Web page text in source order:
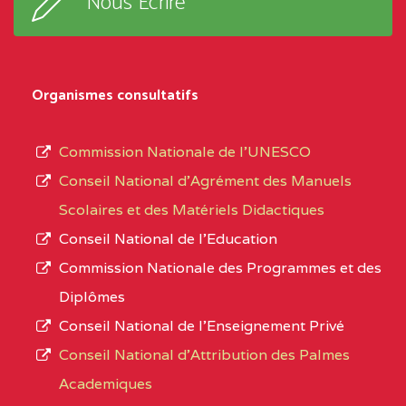
NORD
MERI
EXTREME-
NORD
CETIC DE LOULOU
0CN1TEFD101094115
EXTREME-
NORD
0EI1TEFD100495110
type
L’offre
d’éducation
de
Organismes consultatifs
Commission Nationale de l’UNESCO
Conseil National d’Agrément des Manuels
Scolaires et des Matériels Didactiques
Conseil National de l’Education
Commission Nationale des Programmes et des
Diplômes
Conseil National de l’Enseignement Privé
Conseil National d'Attribution des Palmes
Academiques